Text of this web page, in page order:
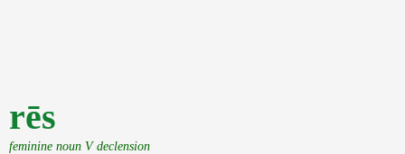
rēs
feminine noun V declension